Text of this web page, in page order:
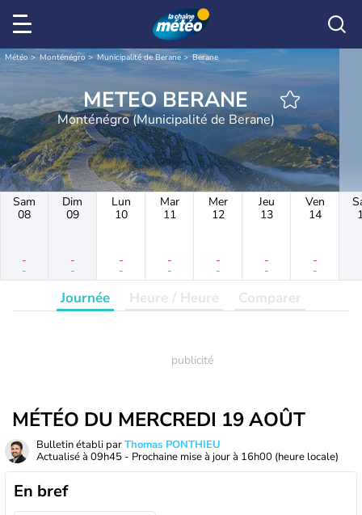
Météo Monténégro Municipalité de Berane Berane
METEO BERANE
Monténégro (Municipalité de Berane)
Sam
08
-
-
Dim
09
-
-
Lun
10
-
-
Mar
11
-
-
Mer
12
-
-
Jeu
13
-
-
Ven
14
-
-
Journée Heure / Heure Comparer
MÉTÉO DU MERCREDI 19 AOÛT
Bulletin établi parThomas PONTHIEU
Actualisé à 09h45 - Prochaine mise à jour à 16h00 (heure locale)
En bref